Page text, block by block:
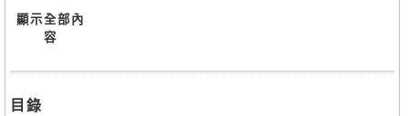
顯示全部內
容
目錄